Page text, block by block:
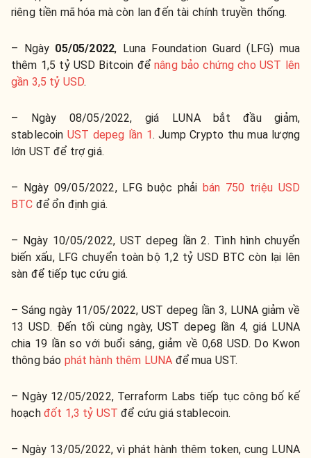
riêng tiền mã hóa mà còn lan đến tài chính truyền thống.
– Ngày 05/05/2022, Luna Foundation Guard (LFG) mua
thêm 1,5 tỷ USD Bitcoin đểnâng bảo chứng cho UST lên
gần 3,5 tỷ USD.
– Ngày 08/05/2022, giá LUNA bắt đầu giảm,
stablecoin UST depeg lần 1. Jump Crypto thu mua lượng
lớn UST để trợ giá.
– Ngày 09/05/2022, LFG buộc phải bán 750 triệu USD
BTC để ổn định giá.
– Ngày 10/05/2022, UST depeg lần 2. Tình hình chuyển
biến xấu, LFG chuyển toàn bộ 1,2 tỷ USD BTC còn lại lên
sàn để tiếp tục cứu giá.
– Sáng ngày 11/05/2022, UST depeg lần 3, LUNA giảm về
13 USD. Đến tối cùng ngày, UST depeg lần 4, giá LUNA
chia 19 lần so với buổi sáng, giảm về 0,68 USD. Do Kwon
thông báo phát hành thêm LUNA để mua UST.
– Ngày 12/05/2022, Terraform Labs tiếp tục công bố kế
hoạch đốt 1,3 tỷ UST để cứu giá stablecoin.
– Ngày 13/05/2022, vì phát hành thêm token, cung LUNA